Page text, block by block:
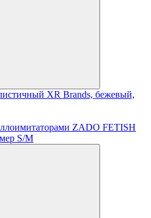
XR Brands, бежевый,